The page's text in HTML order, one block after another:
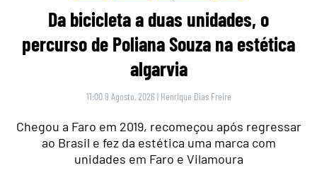
Da bicicleta a duas unidades, o
percurso de Poliana Souza na estética
algarvia
11:00 9 Agosto, 2026 | Henrique Dias Freire
Chegou a Faro em 2019, recomeçou após regressar
ao Brasil e fez da estética uma marca com
unidades em Faro e Vilamoura